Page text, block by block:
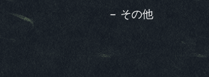
− その他